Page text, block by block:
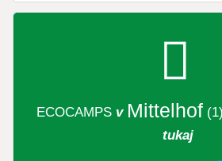
ECOCAMPS v Mittelhof (1)
tukaj